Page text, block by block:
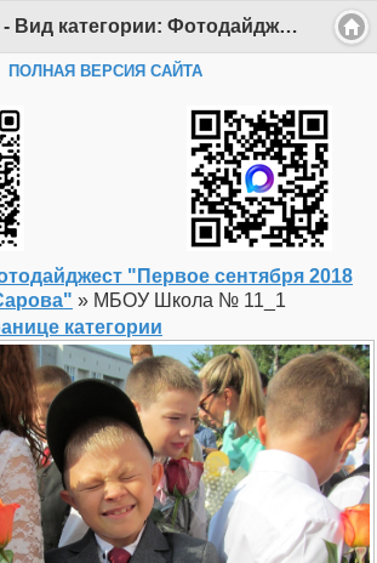
ГАЛЕРЕЯ - Вид категории: Фотодайджест "Первое сентября 2018 года в школах Сарова" - Фото: МБОУ Школа № 11_1 - Департамент образования Администрации г. Саров
ПОЛНАЯ ВЕРСИЯ САЙТА
"Первое сентября 2018
» МБОУ Школа № 11_1
категории